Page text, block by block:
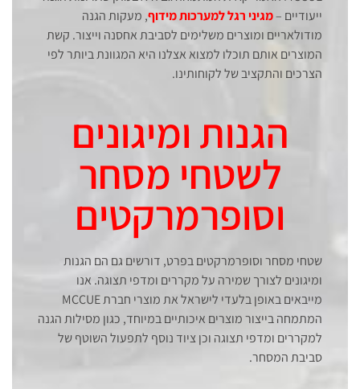
ייעודיים –מגיני רגל למערכות מידוף, מעקות הגנה
מודולאריים ומוצרים משלימים לסביבת אחסנה וייצור. קשת
המוצרים אותם תוכלו למצוא אצלנו היא המגוונת ביותר לפי
הצרכים והתקציב של לקוחותינו.
הגנות ומיגונים
לשטחי מסחר
וסופרמרקטים
שטחי מסחר וסופרמרקטים בפרט, דורשים גם הם הגנות
ומיגונים לצורך שמירה על מקררים ומדפי תצוגה. אנו
מייבאים באופן בלעדי לישראל את מוצרי חברת MCCUE
המתמחה בייצור מוצרים איכותיים במיוחד, כגון מסילות הגנה
למקררים ומדפי תצוגה וכן ציוד נוסף לתפעול השוטף של
סביבת המסחר.